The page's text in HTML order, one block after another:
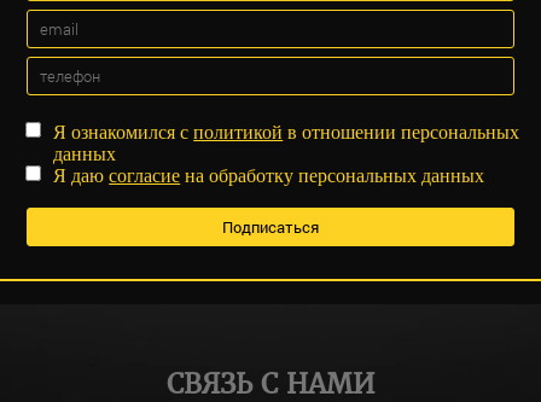
Я ознакомился сполитикой в отношении персональных
данных
Я даюсогласие на обработку персональных данных
СВЯЗЬ С НАМИ